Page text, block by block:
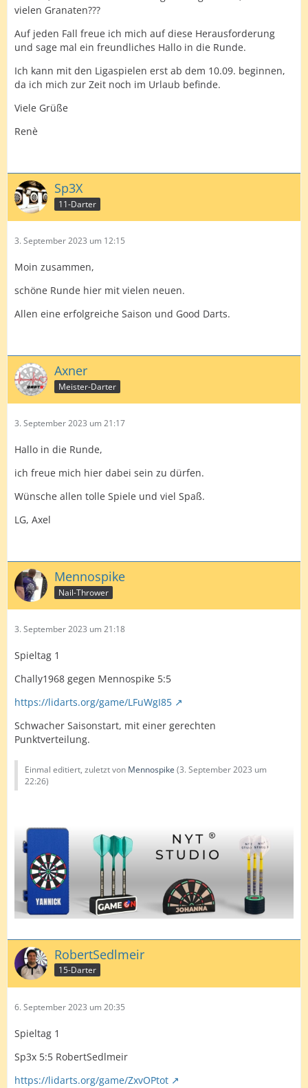
vielen Granaten???
Auf jeden Fall freue ich mich auf diese Herausforderung
und sage mal ein freundliches Hallo in die Runde.
Ich kann mit den Ligaspielen erst ab dem 10.09. beginnen,
da ich mich zur Zeit noch im Urlaub befinde.
Viele Grüße
Renè
Sp3X
11-Darter
3. September 2023 um 12:15
Moin zusammen,
schöne Runde hier mit vielen neuen.
Allen eine erfolgreiche Saison und Good Darts.
Axner
Meister-Darter
3. September 2023 um 21:17
Hallo in die Runde,
ich freue mich hier dabei sein zu dürfen.
Wünsche allen tolle Spiele und viel Spaß.
LG, Axel
Mennospike
Nail-Thrower
3. September 2023 um 21:18
Spieltag 1
Chally1968 gegen Mennospike 5:5
https://lidarts.org/game/LFuWgI85
Schwacher Saisonstart, mit einer gerechten
Punktverteilung.
Einmal editiert, zuletzt von Mennospike (3. September 2023 um
22:26)
RobertSedlmeir
15-Darter
6. September 2023 um 20:35
Spieltag 1
Sp3x 5:5 RobertSedlmeir
https://lidarts.org/game/ZxvOPtot